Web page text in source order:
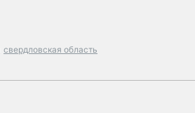
свердловская область